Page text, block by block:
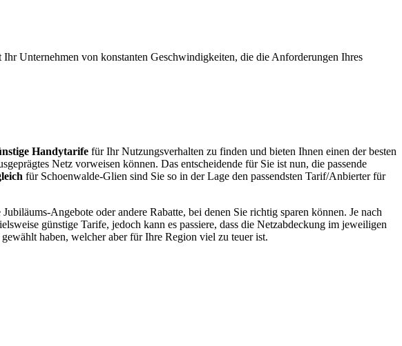
Unternehmen von konstanten Geschwindigkeiten, die die Anforderungen Ihres
Handytarife für Ihr Nutzungsverhalten zu finden und bieten Ihnen einen der besten
Netz vorweisen können. Das entscheidende für Sie ist nun, die passende
für Schoenwalde-Glien sind Sie so in der Lage den passendsten Tarif/Anbierter für
Angebote oder andere Rabatte, bei denen Sie richtig sparen können. Je nach
günstige Tarife, jedoch kann es passiere, dass die Netzabdeckung im jeweiligen
haben, welcher aber für Ihre Region viel zu teuer ist.